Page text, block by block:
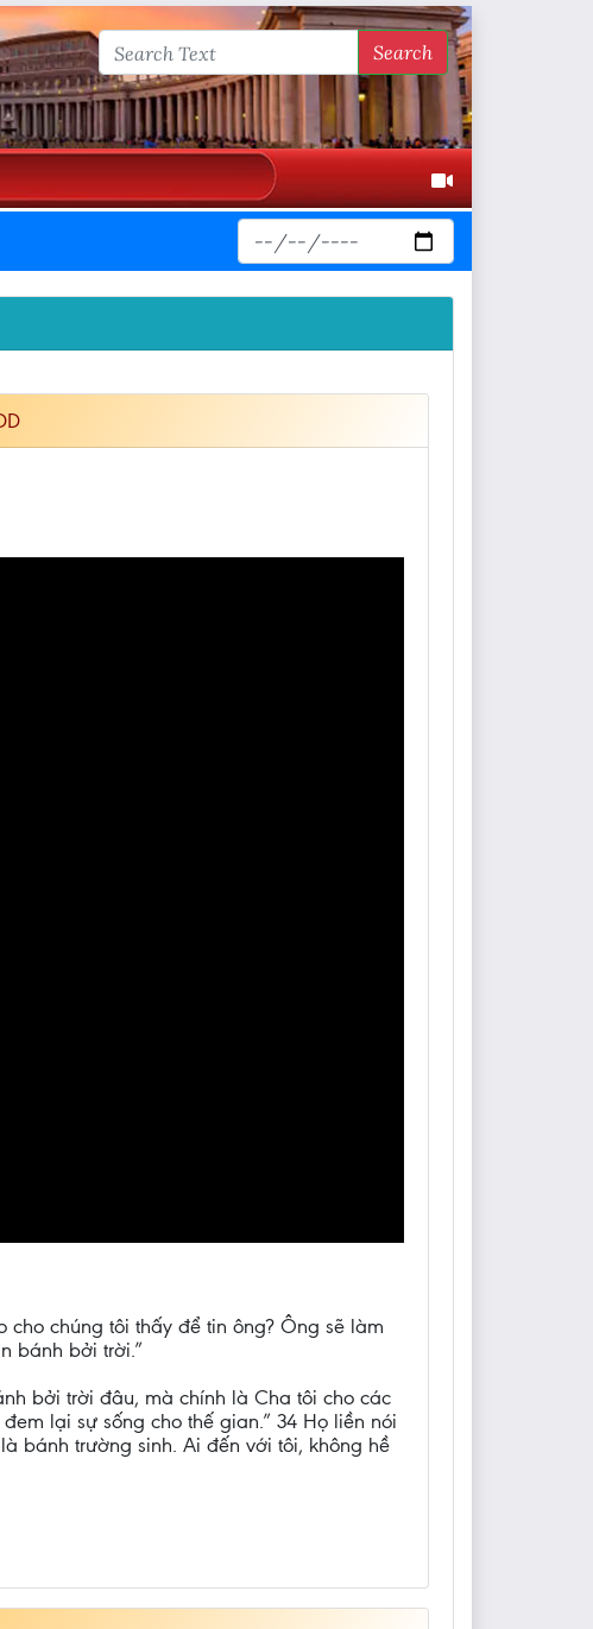
Search
chúng tôi thấy để tin ông? Ông sẽ làm
bánh bởi trời.”
bởi trời đâu, mà chính là Cha tôi cho các
lại sự sống cho thế gian.” 34 Họ liền nói
bánh trường sinh. Ai đến với tôi, không hề